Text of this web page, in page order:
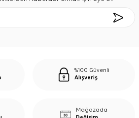
%100 Güvenli
Alışveriş
Mağazada